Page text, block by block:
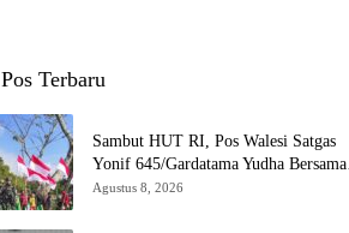
Pos Terbaru
Sambut HUT RI, Pos Walesi Satgas
Yonif 645/Gardatama Yudha Bersama
Warga, Kibarkan Merah Putih di Bukit
Agustus 8, 2026